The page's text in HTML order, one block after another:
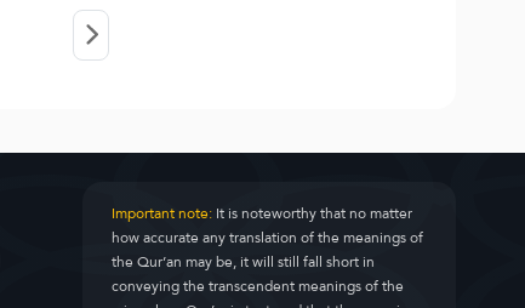
Important note:It is noteworthy that no matter
how accurate any translation of the meanings of
the Qur’an may be, it will still fall short in
conveying the transcendent meanings of the